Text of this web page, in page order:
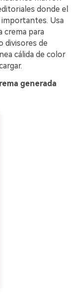
donde el
Usa
crema para
divisores de
cálida de color
generada